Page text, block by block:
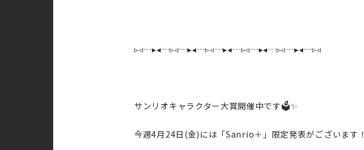
▹◃┄▸◂┄▹◃┄▸◂┄▹◃┄▸◂┄▹◃┄▸◂┄▹◃┄▸◂┄▹◃
サンリオキャラクター大賞開催中です🗳✨
今週4月24日(金)には「Sanrio＋」限定発表がございます！